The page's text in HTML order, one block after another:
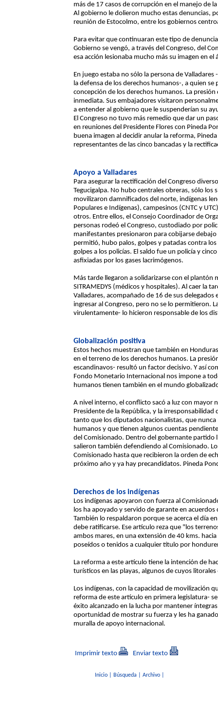
más de 17 casos de corrupción en el manejo de
Al gobierno le dolieron mucho estas denuncias,
reunión de Estocolmo, entre los gobiernos
Para evitar que continuaran este tipo de
Gobierno se vengó, a través del Congreso, del
esa acción lesionaba mucho más su imagen en
En juego estaba no sólo la persona de
la defensa de los derechos humanos-, a quien
concepción de los derechos humanos. La
inmediata. Sus embajadores visitaron
a entender al gobierno que le suspenderían su
El Congreso no tuvo más remedio que dar un
en reuniones del Presidente Flores con Pineda
buena imagen al decidir anular la reforma,
representantes de las cinco bancadas y la
Apoyo a Valladares
Para asegurar la rectificación del Congreso
Tegucigalpa. No hubo centrales obreras, sólo los
movilizaron damnificados del norte, indígenas
Populares e Indígenas), campesinos (CNTC y
otros. Entre ellos, el Consejo Coordinador de
personas rodeó el Congreso, custodiado por
manifestantes presionaron para cobijarse
permitió, hubo palos, golpes y patadas contra
golpes a los policías. El saldo fue un policía y
asfixiadas por los gases lacrimógenos.
Más tarde llegaron a solidarizarse con el plantón
SITRAMEDYS (médicos y hospitales). Al caer la
Valladares, acompañado de 16 de sus
ingresar al Congreso, pero no se lo permitieron.
virulentamente- lo hicieron responsable de los
Globalización positiva
Estos hechos muestran que también en
en el terreno de los derechos humanos. La
escandinavos- resultó un factor decisivo. Y así
Fondo Monetario Internacional nos impone a
humanos tienen también en el mundo
A nivel interno, el conflicto sacó a luz con mayor
Presidente de la República, y la
tanto que los diputados nacionalistas, que
humanos y que tienen algunos cuentas
del Comisionado. Dentro del gobernante partido
salieron también defendiendo al Comisionado.
Comisionado hasta que recibieron la orden de
próximo año y ya hay precandidatos. Pineda
Derechos de los indígenas
Los indígenas apoyaron con fuerza al
los ha apoyado y servido de garante en
También lo respaldaron porque se acerca el día
debe ratificarse. Ese artículo reza que "los
ambos mares, en una extensión de 40 kms.
poseídos o tenidos a cualquier título por
La reforma a este artículo tiene la intención de
turísticos en las playas, algunos de cuyos
Los indígenas, con la capacidad de movilización
reforma de este artículo en primera legislatura-
éxito alcanzado en la lucha por mantener
oportunidad de mostrar su fuerza y les ha
muralla de apoyo internacional.
Imprimir texto Enviar texto
Inicio| Búsqueda Archivo|